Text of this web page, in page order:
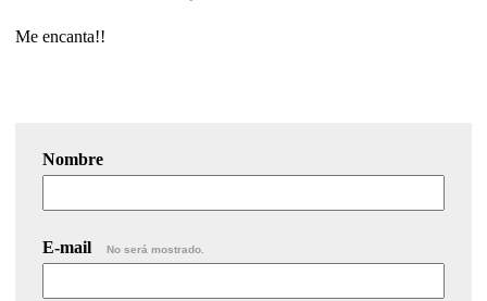
Me encanta!!
Nombre
E-mail No será mostrado.